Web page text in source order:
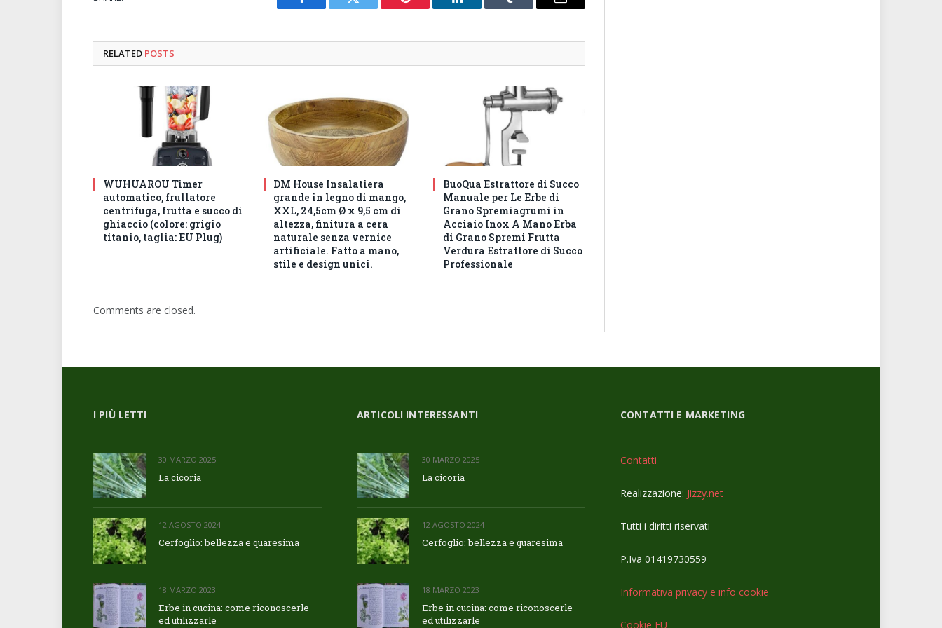
Facebook Twitter Pinterest LinkedIn Tumblr Email
RELATED POSTS
WUHUAROU Timer
automatico, frullatore
centrifuga, frutta e succo di
ghiaccio (colore: grigio
titanio, taglia: EU Plug)
DM House Insalatiera
grande in legno di mango,
XXL, 24,5cm Ø x 9,5 cm di
altezza, finitura a cera
naturale senza vernice
artificiale. Fatto a mano,
stile e design unici.
BuoQua Estrattore di Succo
Manuale per Le Erbe di
Grano Spremiagrumi in
Acciaio Inox A Mano Erba
di Grano Spremi Frutta
Verdura Estrattore di Succo
Professionale
Comments are closed.
I PIÙ LETTI
30 MARZO 2025
La cicoria
12 AGOSTO 2024
Cerfoglio: bellezza e quaresima
18 MARZO 2023
Erbe in cucina: come riconoscerle
ed utilizzarle
ARTICOLI INTERESSANTI
30 MARZO 2025
La cicoria
12 AGOSTO 2024
Cerfoglio: bellezza e quaresima
18 MARZO 2023
Erbe in cucina: come riconoscerle
ed utilizzarle
CONTATTI E MARKETING
Contatti
Realizzazione: Jizzy.net
Tutti i diritti riservati
P.Iva 01419730559
Informativa privacy e info cookie
Cookie EU